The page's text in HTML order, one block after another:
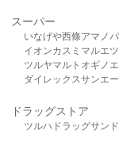
スーパー
いなげや西條アマノ
イオンカスミ マルエツ
ツルヤマルト オギノ
ダイレックスサンエー
ドラッグストア
ツルハドラッグサン